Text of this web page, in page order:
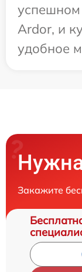
успешном
Ardor, и
удобное
Закажите